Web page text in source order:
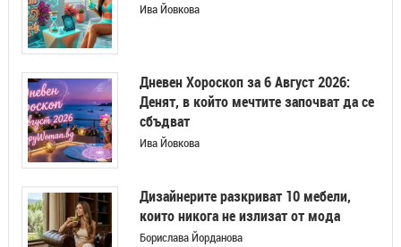
Ива Йовкова
Дневен Хороскоп за 6 Август 2026:
Денят, в който мечтите започват да се
сбъдват
Ива Йовкова
Дизайнерите разкриват 10 мебели,
които никога не излизат от мода
Борислава Йорданова